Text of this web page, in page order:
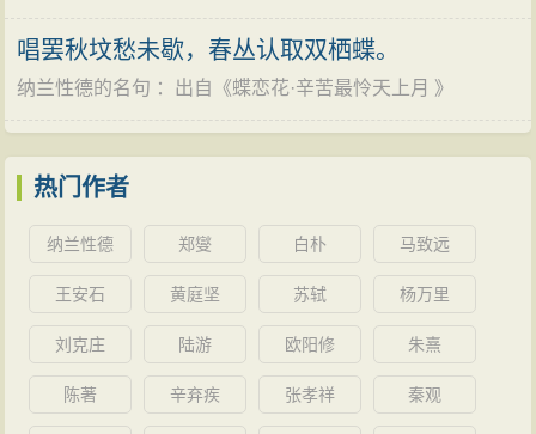
唱罢秋坟愁未歇，春丛认取双栖蝶。
纳兰性德的名句 ：出自《蝶恋花·辛苦最怜天上月 》
热门作者
纳兰性德 郑燮 白朴 马致远
王安石 黄庭坚 苏轼 杨万里
刘克庄 陆游 欧阳修 朱熹
陈著 辛弃疾 张孝祥 秦观